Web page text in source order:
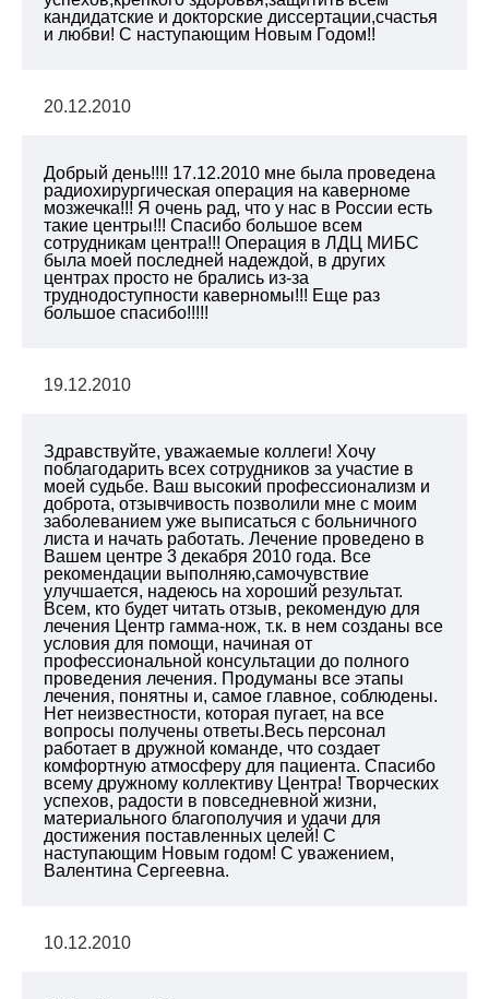
кандидатские и докторские диссертации,счастья
и любви! С наступающим Новым Годом!!
20.12.2010
Добрый день!!!! 17.12.2010 мне была проведена
радиохирургическая операция на каверноме
мозжечка!!! Я очень рад, что у нас в России есть
такие центры!!! Спасибо большое всем
сотрудникам центра!!! Операция в ЛДЦ МИБС
была моей последней надеждой, в других
центрах просто не брались из-за
труднодоступности каверномы!!! Еще раз
большое спасибо!!!!!
19.12.2010
Здравствуйте, уважаемые коллеги! Хочу
поблагодарить всех сотрудников за участие в
моей судьбе. Ваш высокий профессионализм и
доброта, отзывчивость позволили мне с моим
заболеванием уже выписаться с больничного
листа и начать работать. Лечение проведено в
Вашем центре 3 декабря 2010 года. Все
рекомендации выполняю,самочувствие
улучшается, надеюсь на хороший результат.
Всем, кто будет читать отзыв, рекомендую для
лечения Центр гамма-нож, т.к. в нем созданы все
условия для помощи, начиная от
профессиональной консультации до полного
проведения лечения. Продуманы все этапы
лечения, понятны и, самое главное, соблюдены.
Нет неизвестности, которая пугает, на все
вопросы получены ответы.Весь персонал
работает в дружной команде, что создает
комфортную атмосферу для пациента. Спасибо
всему дружному коллективу Центра! Творческих
успехов, радости в повседневной жизни,
материального благополучия и удачи для
достижения поставленных целей! С
наступающим Новым годом! С уважением,
Валентина Сергеевна.
10.12.2010